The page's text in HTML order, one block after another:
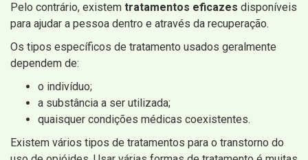
Pelo contrário, existem tratamentos eficazes disponíveis
para ajudar a pessoa dentro e através da recuperação.
Os tipos específicos de tratamento usados ​​geralmente
dependem de:
o indivíduo;
a substância a ser utilizada;
quaisquer condições médicas coexistentes.
Existem vários tipos de tratamentos para o transtorno do